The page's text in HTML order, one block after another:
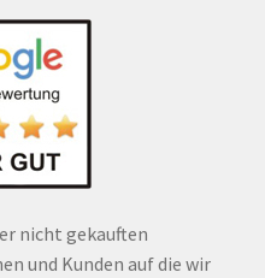
nicht gekauften
und Kunden auf die wir